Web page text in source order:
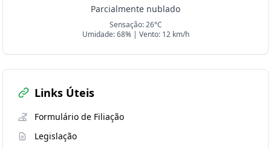
Parcialmente nublado
Sensação: 26°C
Umidade: 68% | Vento: 12 km/h
Links Úteis
Formulário de Filiação
Legislação